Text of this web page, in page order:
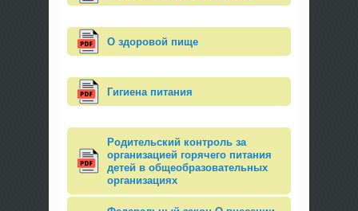
О здоровой пище
Гигиена питания
Родительский контроль за
организацией горячего питания
детей в общеобразовательных
организациях​